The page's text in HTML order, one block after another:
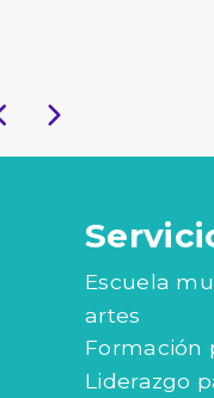
Escuela
artes
Formación
Liderazgo